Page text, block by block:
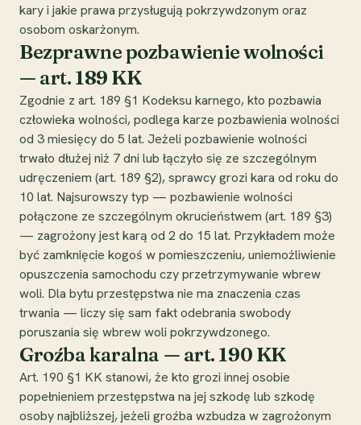
kary i jakie prawa przysługują pokrzywdzonym oraz
osobom oskarżonym.
Bezprawne pozbawienie wolności
— art. 189 KK
Zgodnie z art. 189 §1 Kodeksu karnego, kto pozbawia
człowieka wolności, podlega karze pozbawienia wolności
od 3 miesięcy do 5 lat. Jeżeli pozbawienie wolności
trwało dłużej niż 7 dni lub łączyło się ze szczególnym
udręczeniem (art. 189 §2), sprawcy grozi kara od roku do
10 lat. Najsurowszy typ — pozbawienie wolności
połączone ze szczególnym okrucieństwem (art. 189 §3)
— zagrożony jest karą od 2 do 15 lat. Przykładem może
być zamknięcie kogoś w pomieszczeniu, uniemożliwienie
opuszczenia samochodu czy przetrzymywanie wbrew
woli. Dla bytu przestępstwa nie ma znaczenia czas
trwania — liczy się sam fakt odebrania swobody
poruszania się wbrew woli pokrzywdzonego.
Groźba karalna — art. 190 KK
Art. 190 §1 KK stanowi, że kto grozi innej osobie
popełnieniem przestępstwa na jej szkodę lub szkodę
osoby najbliższej, jeżeli groźba wzbudza w zagrożonym